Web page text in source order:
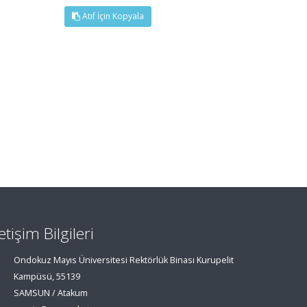
Atıf İçin Kopyala
Bilgileri
Ondokuz Mayıs Üniversitesi Rektörlük Binası Kurupelit
Kampüsü, 55139
SAMSUN / Atakum